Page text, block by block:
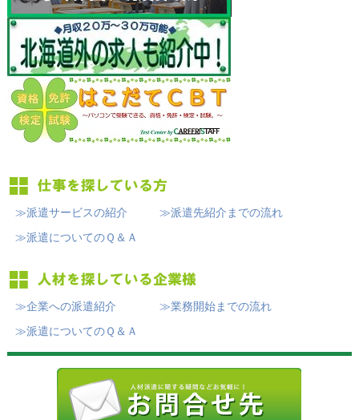
≫派遣サービスの紹介
≫派遣先紹介までの流れ
≫派遣についてのＱ＆Ａ
≫企業への派遣紹介
≫業務開始までの流れ
≫派遣についてのＱ＆Ａ